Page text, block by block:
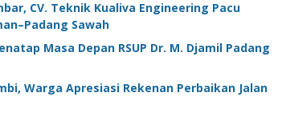
CV. Teknik Kualiva Engineering Pacu
Sawah
Masa Depan RSUP Dr. M. Djamil Padang
Warga Apresiasi Rekenan Perbaikan Jalan